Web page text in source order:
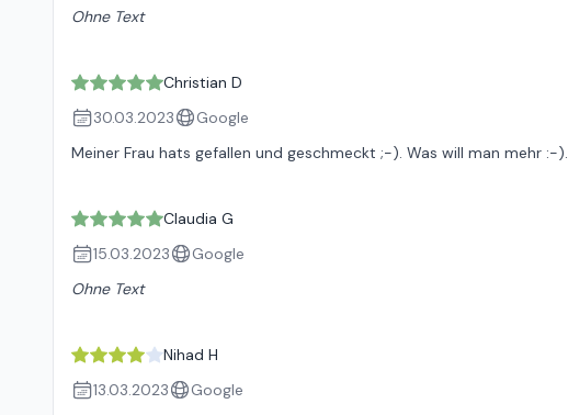
Ohne Text
Christian D
30.03.2023
Google
Meiner Frau hats gefallen und geschmeckt ;-). Was will man mehr :-).
Claudia G
15.03.2023
Google
Ohne Text
Nihad H
13.03.2023
Google